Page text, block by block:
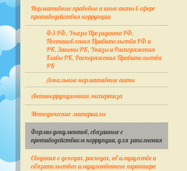
Нормативные правовые и иные акты в сфере
противодействия коррупции
ФЗ РФ, Указы Президента РФ,
Постановления Правительства РФ и
РК, Законы РК, Указы и Распоряжения
Главы РК, Распоряжения Правительства
РК
Локальные нормативные акты
Антикоррупционная экспертиза
Методические материалы
Формы документов, связанные с
противодействием коррупции, для заполнения
Сведения о доходах, расходах, об имуществе и
обязательствах имущественного характера